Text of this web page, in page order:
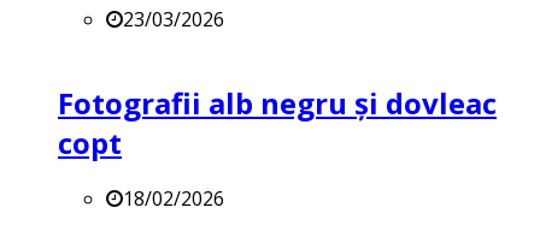
23/03/2026
Fotografii alb negru și dovleac
copt
18/02/2026